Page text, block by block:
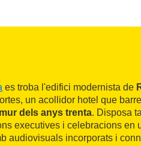
es troba l'edifici modernista de
un acollidor hotel que
dels anys trenta. Disposa
executives i celebracions en
audiovisuals incorporats i